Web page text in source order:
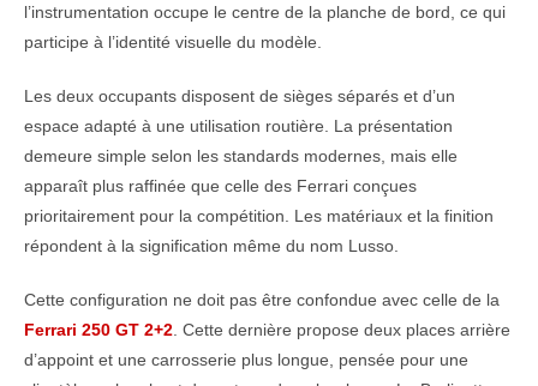
l’instrumentation occupe le centre de la planche de bord, ce qui
participe à l’identité visuelle du modèle.
Les deux occupants disposent de sièges séparés et d’un
espace adapté à une utilisation routière. La présentation
demeure simple selon les standards modernes, mais elle
apparaît plus raffinée que celle des Ferrari conçues
prioritairement pour la compétition. Les matériaux et la finition
répondent à la signification même du nom Lusso.
Cette configuration ne doit pas être confondue avec celle de la
Ferrari 250 GT 2+2 . Cette dernière propose deux places arrière
d’appoint et une carrosserie plus longue, pensée pour une